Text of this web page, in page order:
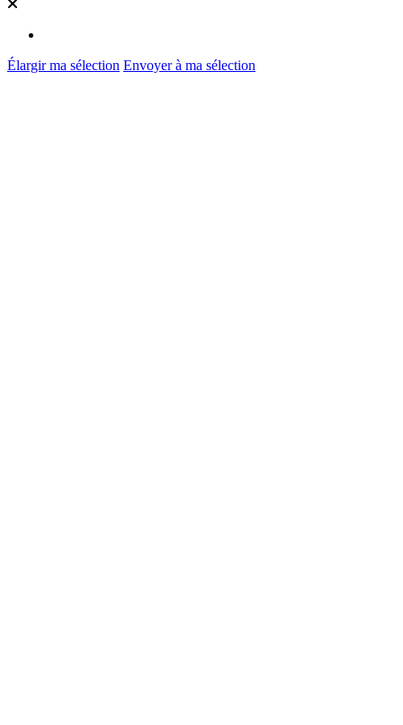
Élargir ma sélection Envoyer à ma sélection